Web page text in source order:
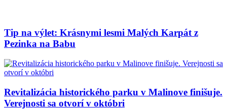
Tip na výlet: Krásnymi lesmi Malých Karpát z
Pezinka na Babu
Revitalizácia historického parku v Malinove finišuje.
Verejnosti sa otvorí v októbri